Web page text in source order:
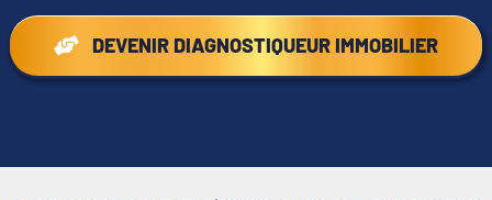
DEVENIR DIAGNOSTIQUEUR IMMOBILIER